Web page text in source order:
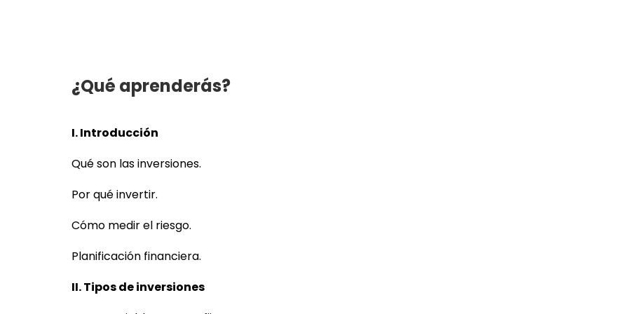
¿Qué aprenderás?
I. Introducción
Qué son las inversiones.
Por qué invertir.
Cómo medir el riesgo.
Planificación financiera.
II. Tipos de inversiones